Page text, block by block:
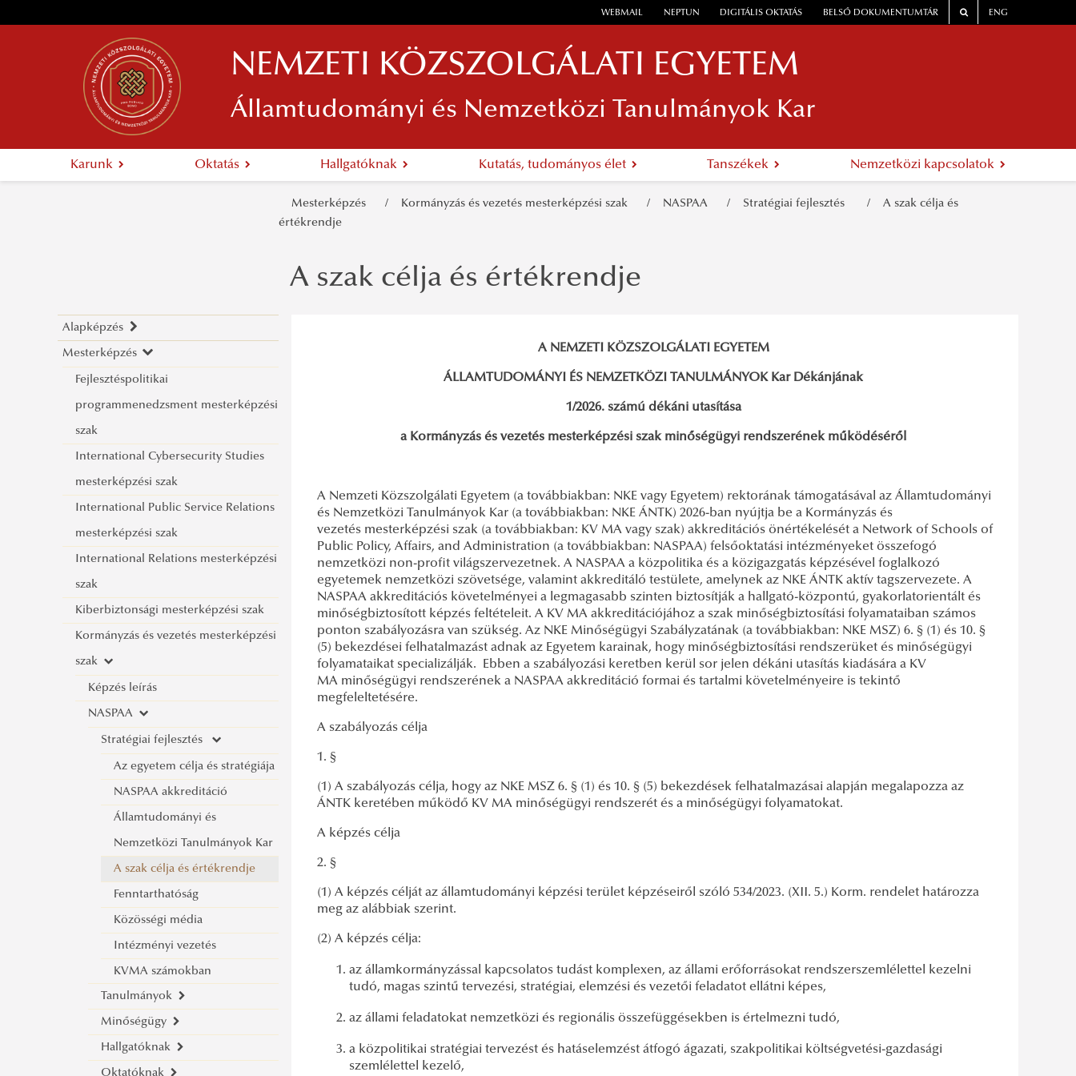
WEBMAIL NEPTUN DIGITÁLIS OKTATÁS BELSŐ DOKUMENTUMTÁR ENG
NEMZETI KÖZSZOLGÁLATI EGYETEM
Államtudományi és Nemzetközi Tanulmányok Kar
Karunk Oktatás Hallgatóknak Kutatás, tudományos élet Tanszékek Nemzetközi kapcsolatok
Mesterképzés Kormányzás és vezetés mesterképzési szak NASPAA Stratégiai fejlesztés
A szak célja és
értékrendje
Alapképzés
Közigazgatás-szervező alapképzési
szak
Nemzetközi igazgatási alapképzési
szak
International Public Service
Management (angol nyelvű)
alapképzési szak
Mesterképzés
Fejlesztéspolitikai
programmenedzsment mesterképzési
szak
International Cybersecurity Studies
mesterképzési szak
International Public Service Relations
mesterképzési szak
International Relations mesterképzési
szak
Kiberbiztonsági mesterképzési szak
Kormányzás és vezetés mesterképzési
szak
Képzés leírás
NASPAA
Stratégiai fejlesztés
Az egyetem célja és stratégiája
NASPAA akkreditáció
Államtudományi és
Nemzetközi Tanulmányok Kar
A szak célja és értékrendje
Fenntarthatóság
Közösségi média
Intézményi vezetés
KVMA számokban
Tanulmányok
Felvételi információk
Információk gólyáknak
Minőségügy
Szakmai kompetenciák és
Hallgatóknak
Oktatóknak
A szak célja és értékrendje
A NEMZETI KÖZSZOLGÁLATI EGYETEM
ÁLLAMTUDOMÁNYI ÉS NEMZETKÖZI TANULMÁNYOK Kar Dékánjának
1/2026. számú dékáni utasítása
a Kormányzás és vezetés mesterképzési szak minőségügyi rendszerének működéséről
A Nemzeti Közszolgálati Egyetem (a továbbiakban: NKE vagy Egyetem) rektorának támogatásával az Államtudományi
és Nemzetközi Tanulmányok Kar (a továbbiakban: NKE ÁNTK) 2026-ban nyújtja be a Kormányzás és
vezetés mesterképzési szak (a továbbiakban: KV MA vagy szak) akkreditációs önértékelését a Network of Schools of
Public Policy, Affairs, and Administration (a továbbiakban: NASPAA) felsőoktatási intézményeket összefogó
nemzetközi non-profit világszervezetnek. A NASPAA a közpolitika és a közigazgatás képzésével foglalkozó
egyetemek nemzetközi szövetsége, valamint akkreditáló testülete, amelynek az NKE ÁNTK aktív tagszervezete. A
NASPAA akkreditációs követelményei a legmagasabb szinten biztosítják a hallgató-központú, gyakorlatorientált és
minőségbiztosított képzés feltételeit. A KV MA akkreditációjához a szak minőségbiztosítási folyamataiban számos
ponton szabályozásra van szükség. Az NKE Minőségügyi Szabályzatának (a továbbiakban: NKE MSZ) 6. § (1) és 10. §
(5) bekezdései felhatalmazást adnak az Egyetem karainak, hogy minőségbiztosítási rendszerüket és minőségügyi
folyamataikat specializálják. Ebben a szabályozási keretben kerül sor jelen dékáni utasítás kiadására a KV
MA minőségügyi rendszerének a NASPAA akkreditáció formai és tartalmi követelményeire is tekintő
megfeleltetésére.
A szabályozás célja
1. §
(1) A szabályozás célja, hogy az NKE MSZ 6. § (1) és 10. § (5) bekezdések felhatalmazásai alapján megalapozza az
ÁNTK keretében működő KV MA minőségügyi rendszerét és a minőségügyi folyamatokat.
A képzés célja
2. §
(1) A képzés célját az államtudományi képzési terület képzéseiről szóló 534/2023. (XII. 5.) Korm. rendelet határozza
meg az alábbiak szerint.
(2) A képzés célja:
az államkormányzással kapcsolatos tudást komplexen, az állami erőforrásokat rendszerszemlélettel kezelni
tudó, magas szintű tervezési, stratégiai, elemzési és vezetői feladatot ellátni képes,
az állami feladatokat nemzetközi és regionális összefüggésekben is értelmezni tudó,
a közpolitikai stratégiai tervezést és hatáselemzést átfogó ágazati, szakpolitikai költségvetési-gazdasági
szemlélettel kezelő,